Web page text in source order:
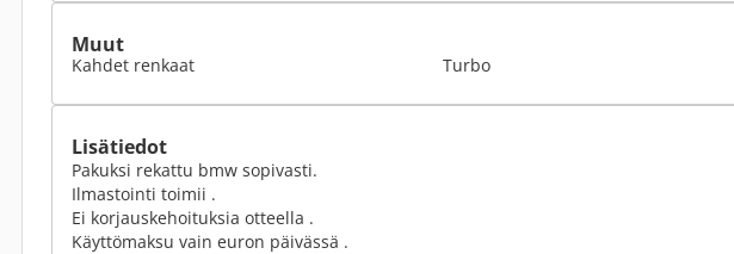
Muut
Kahdet renkaat Turbo
Lisätiedot
Pakuksi rekattu bmw sopivasti.
Ilmastointi toimii .
Ei korjauskehoituksia otteella .
Käyttömaksu vain euron päivässä .